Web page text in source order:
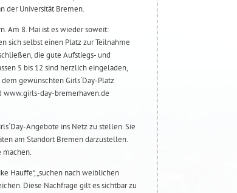
der Universität Bremen.
Am 8. Mai ist es wieder soweit:
sich selbst einen Platz zur Teilnahme
die gute Aufstiegs- und
5 bis 12 sind herzlich eingeladen,
gewünschten Girls´Day-Platz
day-bremerhaven.de
Angebote ins Netz zu stellen. Sie
am Standort Bremen darzustellen.
machen.
Hauffe“, „suchen nach weiblichen
Diese Nachfrage gilt es sichtbar zu